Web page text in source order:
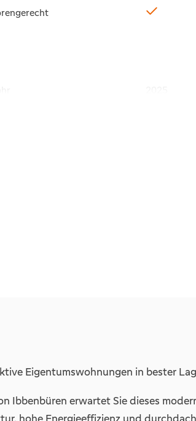
Personen
Eigentumswohnungen in bester
Ibbenbüren erwartet Sie dieses